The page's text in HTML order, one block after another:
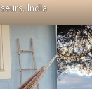
India